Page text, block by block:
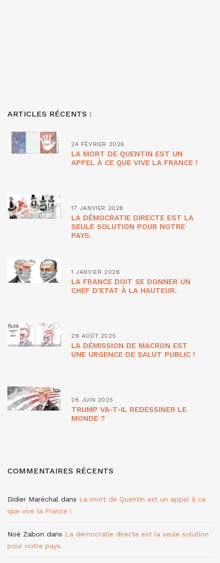
ARTICLES RÉCENTS :
24 FÉVRIER 2026
LA MORT DE QUENTIN EST UN
APPEL À CE QUE VIVE LA FRANCE !
17 JANVIER 2026
LA DÉMOCRATIE DIRECTE EST LA
SEULE SOLUTION POUR NOTRE
PAYS.
1 JANVIER 2026
LA FRANCE DOIT SE DONNER UN
CHEF D’ETAT À LA HAUTEUR.
29 AOÛT 2025
LA DÉMISSION DE MACRON EST
UNE URGENCE DE SALUT PUBLIC !
28 JUIN 2025
TRUMP VA-T-IL REDESSINER LE
MONDE ?
COMMENTAIRES RÉCENTS
Didier Maréchal dans La mort de Quentin est un appel à ce
que vive la France !
Noé Zabon dans La démocratie directe est la seule solution
pour notre pays.